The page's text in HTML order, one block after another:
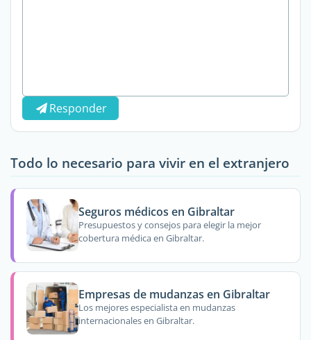
Responder
Todo lo necesario para vivir en el extranjero
Seguros médicos en Gibraltar
Presupuestos y consejos para elegir la mejor
cobertura médica en Gibraltar.
Empresas de mudanzas en Gibraltar
Los mejores especialista en mudanzas
internacionales en Gibraltar.